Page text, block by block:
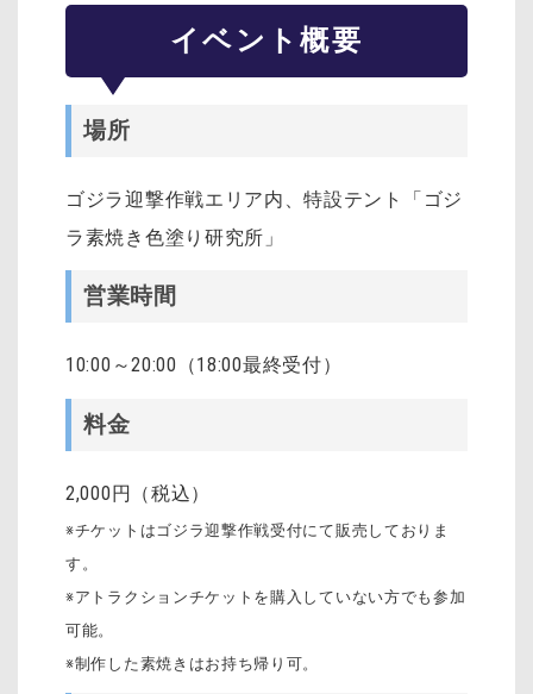
イベント概要
場所
ゴジラ迎撃作戦エリア内、特設テント「ゴジ
ラ素焼き色塗り研究所」
営業時間
10:00～20:00（18:00最終受付）
料金
2,000円（税込）
※チケットはゴジラ迎撃作戦受付にて販売しておりま
す。
※アトラクションチケットを購入していない方でも参加
可能。
※制作した素焼きはお持ち帰り可。